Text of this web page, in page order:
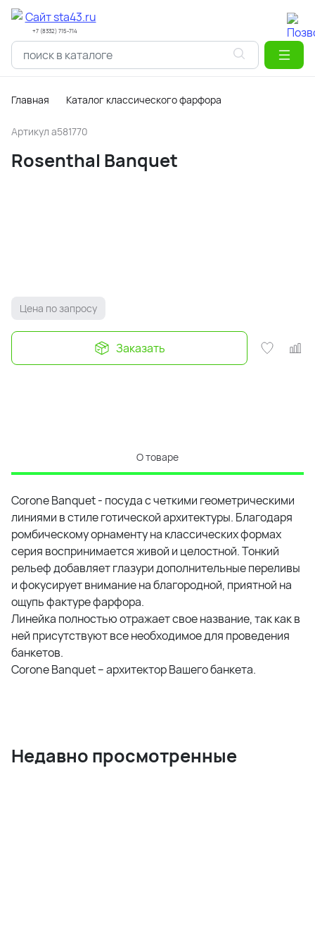
+7 (8332) 715-714
Главная Каталог классического фарфора
Артикул a581770
Rosenthal Banquet
Цена по запросу
Заказать
О товаре
Corone Banquet - посуда с четкими геометрическими
линиями в стиле готической архитектуры. Благодаря
ромбическому орнаменту на классических формах
серия воспринимается живой и целостной. Тонкий
рельеф добавляет глазури дополнительные переливы
и фокусирует внимание на благородной, приятной на
ощупь фактуре фарфора.
Линейка полностью отражает свое название, так как в
ней присутствуют все необходимое для проведения
банкетов.
Corone Banquet – архитектор Вашего банкета.
Недавно просмотренные